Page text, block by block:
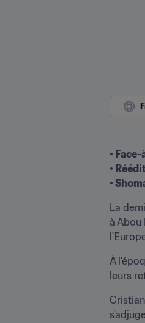
•
•
•
La
à Abou
À
leurs